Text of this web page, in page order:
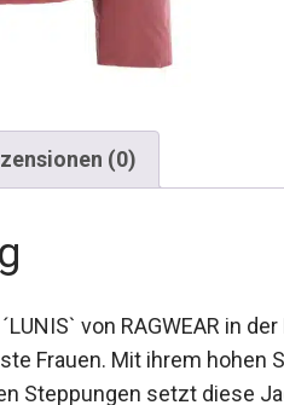
(0)
von RAGWEAR in
Frauen. Mit ihrem hohen
Steppungen setzt diese